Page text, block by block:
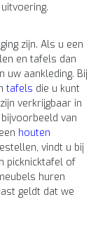
zijn. Als u een
en tafels dan
uw aankleding. Bij
tafels die u kunt
verkrijgbaar in
van
houten
vindt u bij
picknicktafel of
huren
geldt dat we